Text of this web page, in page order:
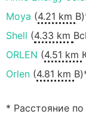
Moya (4.21 km
Shell (4.33 km
ORLEN (4.51 km
Orlen (4.81 km
* Расстояние